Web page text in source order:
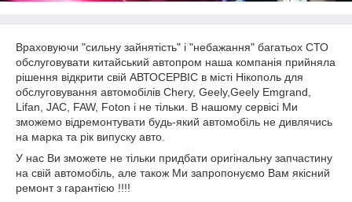
Враховуючи "сильну зайнятість" і "небажання" багатьох СТО
обслуговувати китайський автопром наша компанія прийняла
рішення відкрити свій АВТОСЕРВІС в місті Нікополь для
обслуговування автомобілів Chery, Geely,Geely Emgrand,
Lifan, JAC, FAW, Foton і не тільки. В нашому сервісі Ми
зможемо відремонтувати будь-який автомобіль не дивлячись
на марка та рік випуску авто.
У нас Ви зможете не тільки придбати оригінальну запчастину
на свій автомобіль, але також Ми запропонуємо Вам якісний
ремонт з гарантією !!!!